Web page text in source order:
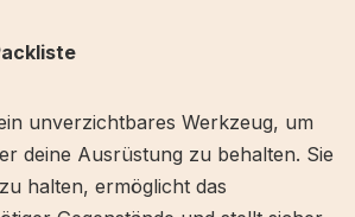
unverzichtbares Werkzeug, um
deine Ausrüstung zu behalten. Sie
halten, ermöglicht das